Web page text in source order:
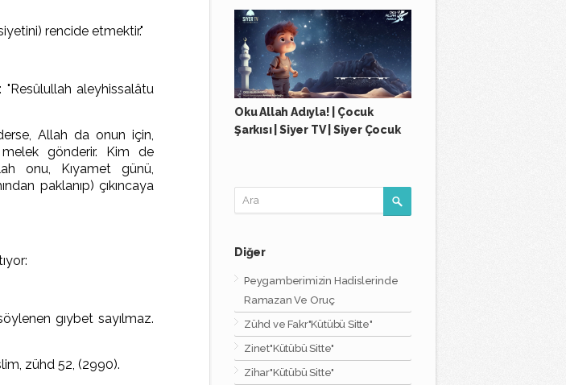
rencide etmektir."
aleyhissalâtu
Allah da onun için,
gönderir. Kim de
onu, Kıyamet günü,
paklanıp) çıkıncaya
gıybet sayılmaz.
zühd 52, (2990).
Oku Allah Adıyla! | Çocuk
Şarkısı | Siyer TV | Siyer Çocuk
Diğer
Peygamberimizin Hadislerinde
Ramazan Ve Oruç
Zühd ve Fakr"Kütübü Sitte"
Zinet"Kütübü Sitte"
Zihar"Kütübü Sitte"